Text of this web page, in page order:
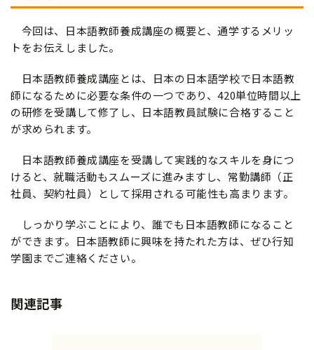
今回は、日本語教師養成講座の概要と、通学するメリッ
トをお伝えしました。
日本語教師養成講座とは、日本の日本語学校で日本語教
師になるために必要な条件の一つであり、420単位時間以上
の研修を受講して修了し、日本語教員試験に合格すること
が求められます。
日本語教師養成講座を受講して実践的なスキルを身につ
けると、就職活動もスムーズに進みますし、常勤講師（正
社員、契約社員）として採用される可能性も高まります。
しっかり学ぶことにより、誰でも日本語教師になること
ができます。日本語教師に興味を持たれた方は、ぜひ行知
学園までご連絡ください。
関連記事